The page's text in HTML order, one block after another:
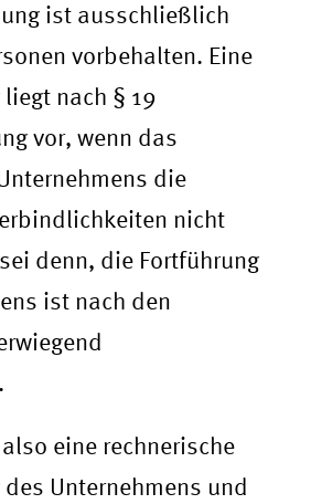
ist ausschließlich
vorbehalten. Eine
nach § 19
vor, wenn das
die
nicht
denn, die Fortführung
ist nach den
eine rechnerische
Unternehmens und